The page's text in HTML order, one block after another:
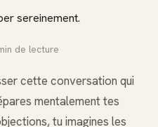
sereinement.
de lecture
cette conversation qui
mentalement tes
tu imagines les